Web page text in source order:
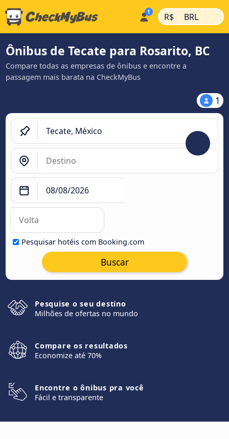
R$ | BRL |
Ônibus de Tecate para Rosarito, BC
Compare todas as empresas de ônibus e encontre a
passagem mais barata na CheckMyBus
1
Pesquisar hotéis com Booking.com
Buscar
Pesquise o seu destino
Milhões de ofertas no mundo
Compare os resultados
Economize até 70%
Encontre o ônibus pra você
Fácil e transparente